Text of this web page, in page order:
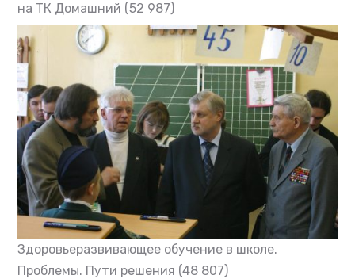
на ТК Домашний (52 987)
Здоровьеразвивающее обучение в школе.
Проблемы. Пути решения (48 807)